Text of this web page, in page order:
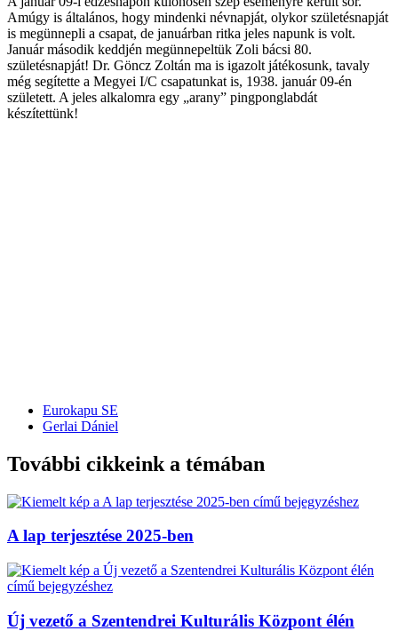
Amúgy is általános, hogy mindenki névnapját, olykor születésnapját
is megünnepli a csapat, de januárban ritka jeles napunk is volt.
Január második keddjén megünnepeltük Zoli bácsi 80.
születésnapját! Dr. Göncz Zoltán ma is igazolt játékosunk, tavaly
még segítette a Megyei I/C csapatunkat is, 1938. január 09-én
született. A jeles alkalomra egy „arany” pingponglabdát
készítettünk!
Eurokapu SE
Gerlai Dániel
További cikkeink a témában
A lap terjesztése 2025-ben
Új vezető a Szentendrei Kulturális Központ élén